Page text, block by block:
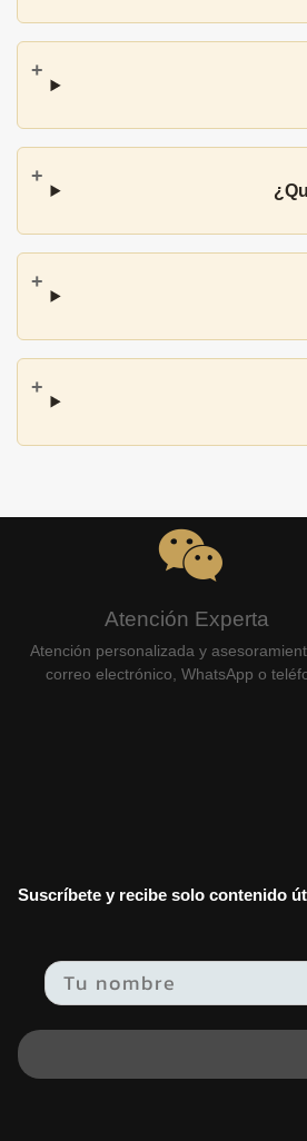
Atención Experta
Atención personalizada y
correo electrónico, WhatsApp o
Suscríbete y recibe solo contenido
Email